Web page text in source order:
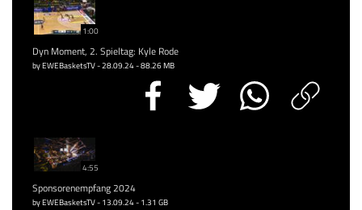
1:00
Dyn Moment, 2. Spieltag: Kyle Rode
by EWEBasketsTV - 28.09.24 - 88.26 MB
4:55
Sponsorenempfang 2024
by EWEBasketsTV - 13.09.24 - 1.31 GB